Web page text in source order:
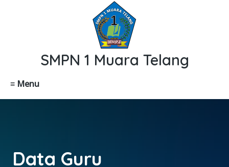
SMPN 1 Muara Telang
≡ Menu
Data Guru